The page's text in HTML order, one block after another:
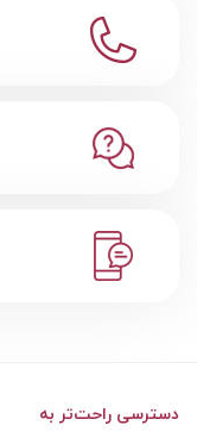
دسترسی راحت‌تر به